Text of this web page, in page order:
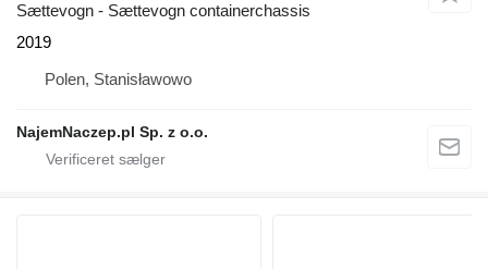
Sættevogn - Sættevogn containerchassis
2019
Polen, Stanisławowo
NajemNaczep.pl Sp. z o.o.